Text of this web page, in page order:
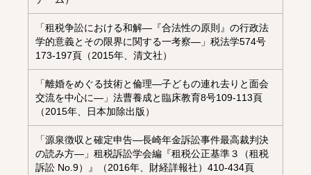
「租税争訟における和解―『合法性の原則』の行政法
学的意義とその限界に関する一考察―」税法学574号
173-197頁（2015年、清文社）
「離婚をめぐる技術と倫理―子どもの連れ去りと面会
交流を中心に―」法曹養成と臨床教育8号109-113頁
（2015年、日本加除出版）
「源泉徴収と確定申告―長崎年金訴訟事件最高裁判決
の読み方―」租税訴訟学会編『租税公正基準３（租税
訴訟 No.9）』（2016年、財経詳報社）410-434頁